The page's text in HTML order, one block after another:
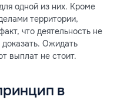
одной из них. Кроме
территории,
что деятельность не
Ожидать
выплат не стоит.
в